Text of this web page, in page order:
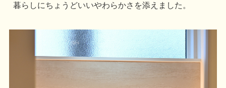
暮らしにちょうどいいやわらかさを添えました。